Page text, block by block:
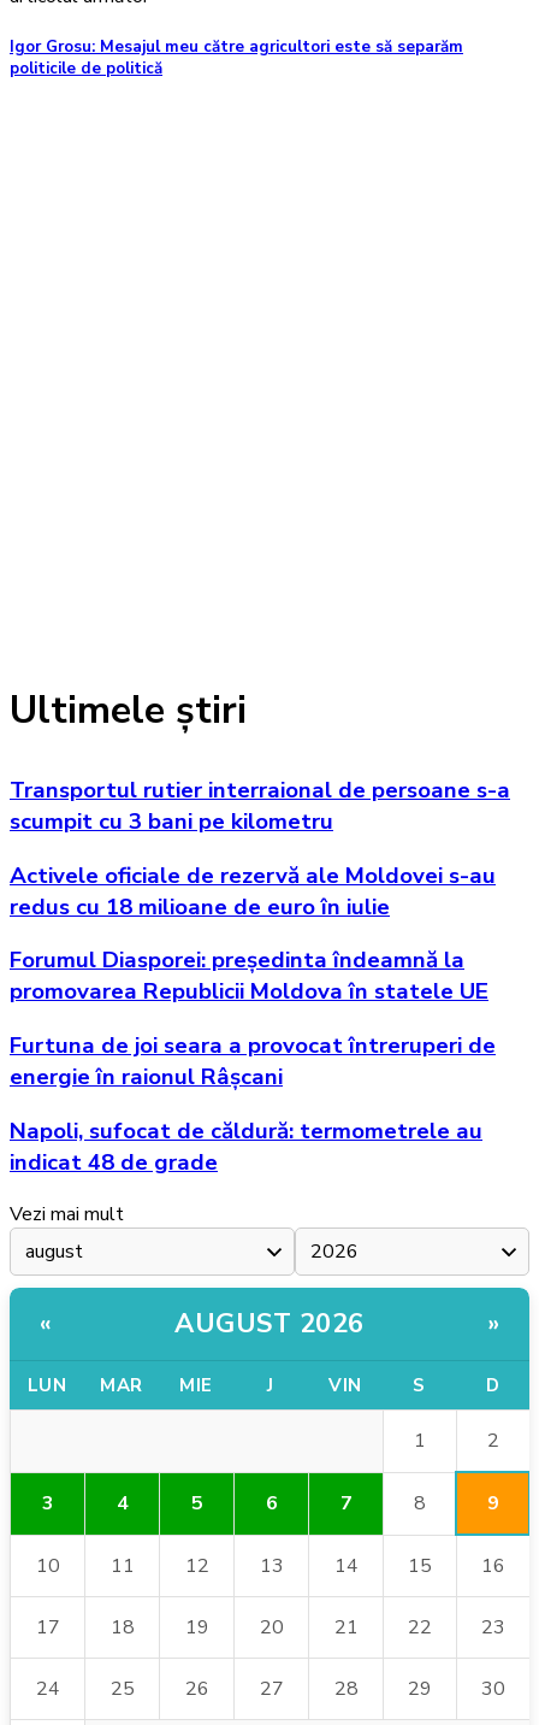
Igor Grosu: Mesajul meu către agricultori este să separăm
politicile de politică
Ultimele știri
Transportul rutier interraional de persoane s-a
scumpit cu 3 bani pe kilometru
Activele oficiale de rezervă ale Moldovei s-au
redus cu 18 milioane de euro în iulie
Forumul Diasporei: președinta îndeamnă la
promovarea Republicii Moldova în statele UE
Furtuna de joi seara a provocat întreruperi de
energie în raionul Râșcani
Napoli, sufocat de căldură: termometrele au
indicat 48 de grade
Vezi mai mult
« AUGUST 2026 »
LUN MAR MIE J VIN S D
1 2
3 4 5 6 7 8 9
10 11 12 13 14 15 16
17 18 19 20 21 22 23
24 25 26 27 28 29 30